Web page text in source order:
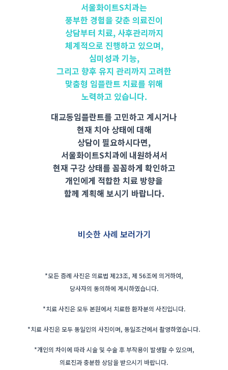
서울화이트S치과는
풍부한 경험을 갖춘 의료진이
상담부터 치료, 사후관리까지
체계적으로 진행하고 있으며,
심미성과 기능,
그리고 향후 유지 관리까지 고려한
맞춤형 임플란트 치료를 위해
노력하고 있습니다.
대교동임플란트를 고민하고 계시거나
현재 치아 상태에 대해
상담이 필요하시다면,
서울화이트S치과에 내원하셔서
현재 구강 상태를 꼼꼼하게 확인하고
개인에게 적합한 치료 방향을
함께 계획해 보시기 바랍니다.
비슷한 사례 보러가기
*모든 증례 사진은 의료법 제23조, 제 56조에 의거하여,
당사자의 동의하에 게시하였습니다.
*치료 사진은 모두 본원에서 치료한 환자분의 사진입니다.
*치료 사진은 모두 동일인의 사진이며, 동일조건에서 촬영하였습니다.
*개인의 차이에 따라 시술 및 수술 후 부작용이 발생할 수 있으며,
의료진과 충분한 상담을 받으시기 바랍니다.